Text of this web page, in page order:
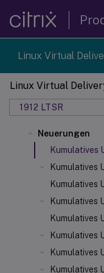
Linux Virtual
Linux Virtual
1912 LTSR
Neuerungen
Kumulatives
Kumulatives
Kumulatives
Kumulatives
Kumulatives
Kumulatives
Kumulatives
Kumulatives